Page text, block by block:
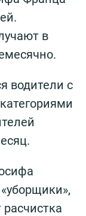
в
водители с